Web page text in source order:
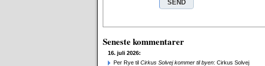
Seneste kommentarer
16. juli 2026:
Per Rye til Cirkus Solvej kommer til byen: Cirkus Solvej